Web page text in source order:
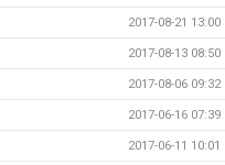
2017-08-21 13:00
2017-08-13 08:50
2017-08-06 09:32
2017-06-16 07:39
2017-06-11 10:01